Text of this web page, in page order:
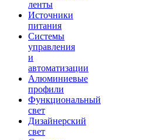
ленты
Источники
питания
Системы
управления
и
автоматизации
Алюминиевые
профили
Функциональный
свет
Дизайнерский
свет